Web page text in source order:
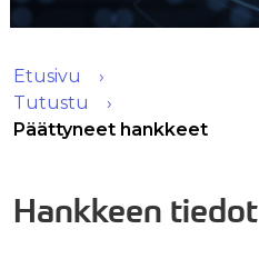
Etusivu
Tutustu
Päättyneet hankkeet
Hankkeen tiedot